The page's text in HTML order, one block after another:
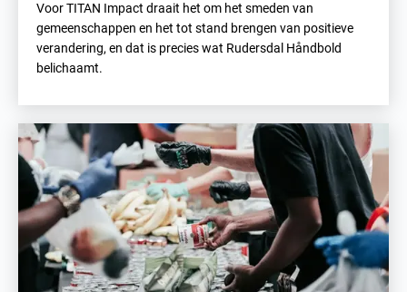
Voor TITAN Impact draait het om het smeden van
gemeenschappen en het tot stand brengen van positieve
verandering, en dat is precies wat Rudersdal Håndbold
belichaamt.